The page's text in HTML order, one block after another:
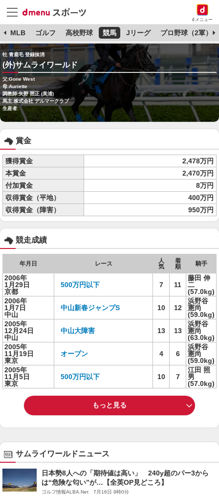
dメニュー
MLB ゴルフ 高校野球 競馬 Jリーグ プロ野球（2軍）
牡 青鹿毛 登録抹消
(外)サムライワールド
父:Gone West
母:Auriette
調教師:矢野 照正 (美浦)
馬主:株式会社 デルマークラブ
生産者:
賞金
獲得賞金
2,478万円
本賞金
2,470万円
付加賞金
8万円
収得賞金（平地）
400万円
収得賞金（障害）
950万円
競走成績
年月日 レース
人
気
着
順
騎手
2006年
1月29日
京都
500万円以下 7 11
藤田 伸
二
(57.0kg)
2006年
1月7日
中山
中山新春ジャンプS 10 12
浜野谷
憲尚
(59.0kg)
2005年
12月24日
中山
中山大障害 13 13
浜野谷
憲尚
(63.0kg)
2005年
11月19日
東京
オープン 4 6
浜野谷
憲尚
(59.0kg)
2005年
11月5日
東京
500万円以下 10 7
江田 照
男
(57.0kg)
もっと見る
サムライワールドニュース
日本勢8人への「期待値は高い」 240y超のパー3から
は“危険な匂い”が…【全英OP見どころ】
ゴルフ情報ALBA.Net 7月16日 9時0分